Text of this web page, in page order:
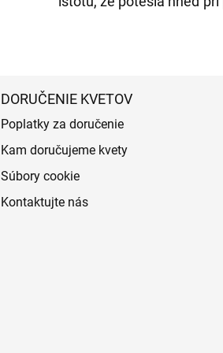
DORUČENIE KVETOV
Poplatky za doručenie
Kam doručujeme kvety
Súbory cookie
Kontaktujte nás